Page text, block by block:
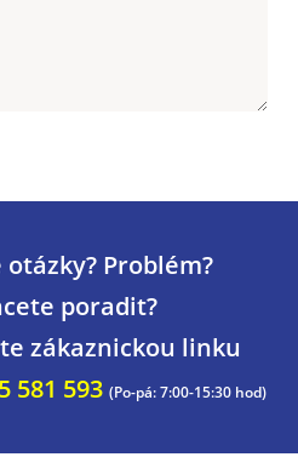
Problém?
poradit?
zákaznickou linku
581 593 (Po-pá: 7:00-15:30 hod)